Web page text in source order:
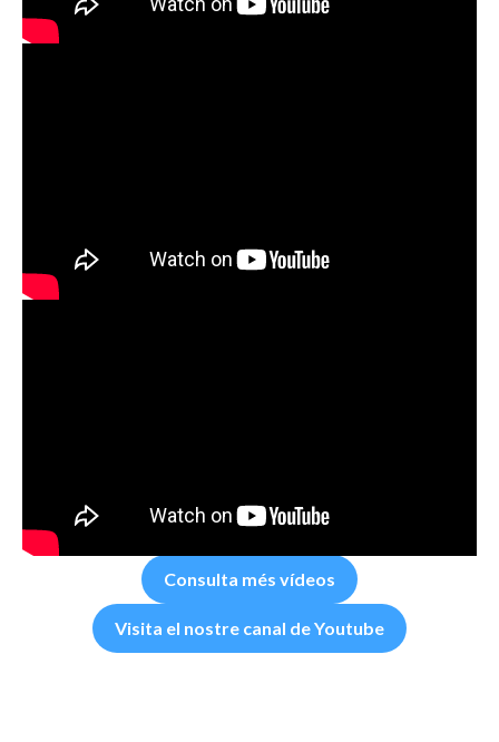
Consulta més vídeos
Visita el nostre canal de Youtube